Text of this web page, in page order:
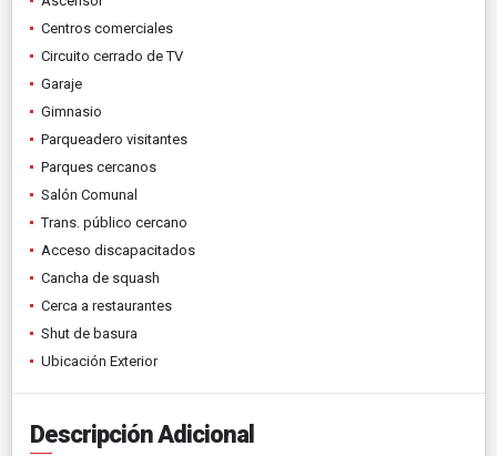
Centros comerciales
Circuito cerrado de TV
Garaje
Gimnasio
Parqueadero visitantes
Parques cercanos
Salón Comunal
Trans. público cercano
Acceso discapacitados
Cancha de squash
Cerca a restaurantes
Shut de basura
Ubicación Exterior
Descripción Adicional